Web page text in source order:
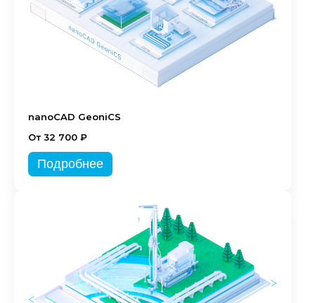
nanoCAD GeoniCS
От 32 700 ₽
Подробнее